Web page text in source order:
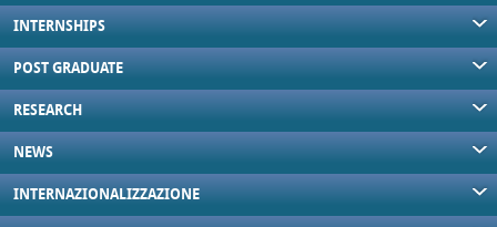
INTERNSHIPS
POST GRADUATE
RESEARCH
NEWS
INTERNAZIONALIZZAZIONE